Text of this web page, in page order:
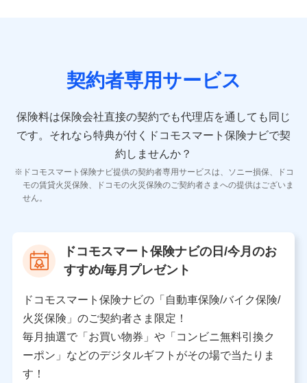
10.受託業務の 個人情報
11.マイカー通勤管理クラウド並びに法人向けASPサー
ビスに関してのお問い合わせ情報
各種お問い合わせに対応するため
当社のサービスに関する情報提供や、皆様に有用なお知らせ
をお送りするため
当社の対応品質向上やお問い合わせ内容の正確な把握のため
個人情報保護管理者の職名、連絡先
〒103-0013 東京都中央区日本橋人形町2-14-10 アー
バンネット日本橋ビル 3F
株式会社ドコモ・インシュアランス
個人情報の第三者提供について
契約者専用サービス
保険料は保険会社直接の契約でも代理店を通しても同じ
です。 それなら特典が付くドコモスマート保険ナビで契
約しませんか？
ドコモスマート保険ナビ提供の契約者専用サービスは、ソニー損保、ドコ
モの賃貸火災保険、ドコモの火災保険のご契約者さまへの提供はございま
せん。
ドコモスマート保険ナビの日/今月のお
すすめ/毎月プレゼント
ドコモスマート保険ナビの「自動車保険/バイク保険/
火災保険」のご契約者さま限定！
毎月抽選で「お買い物券」や「コンビニ無料引換ク
ーポン」などのデジタルギフトがその場で当たりま
す！